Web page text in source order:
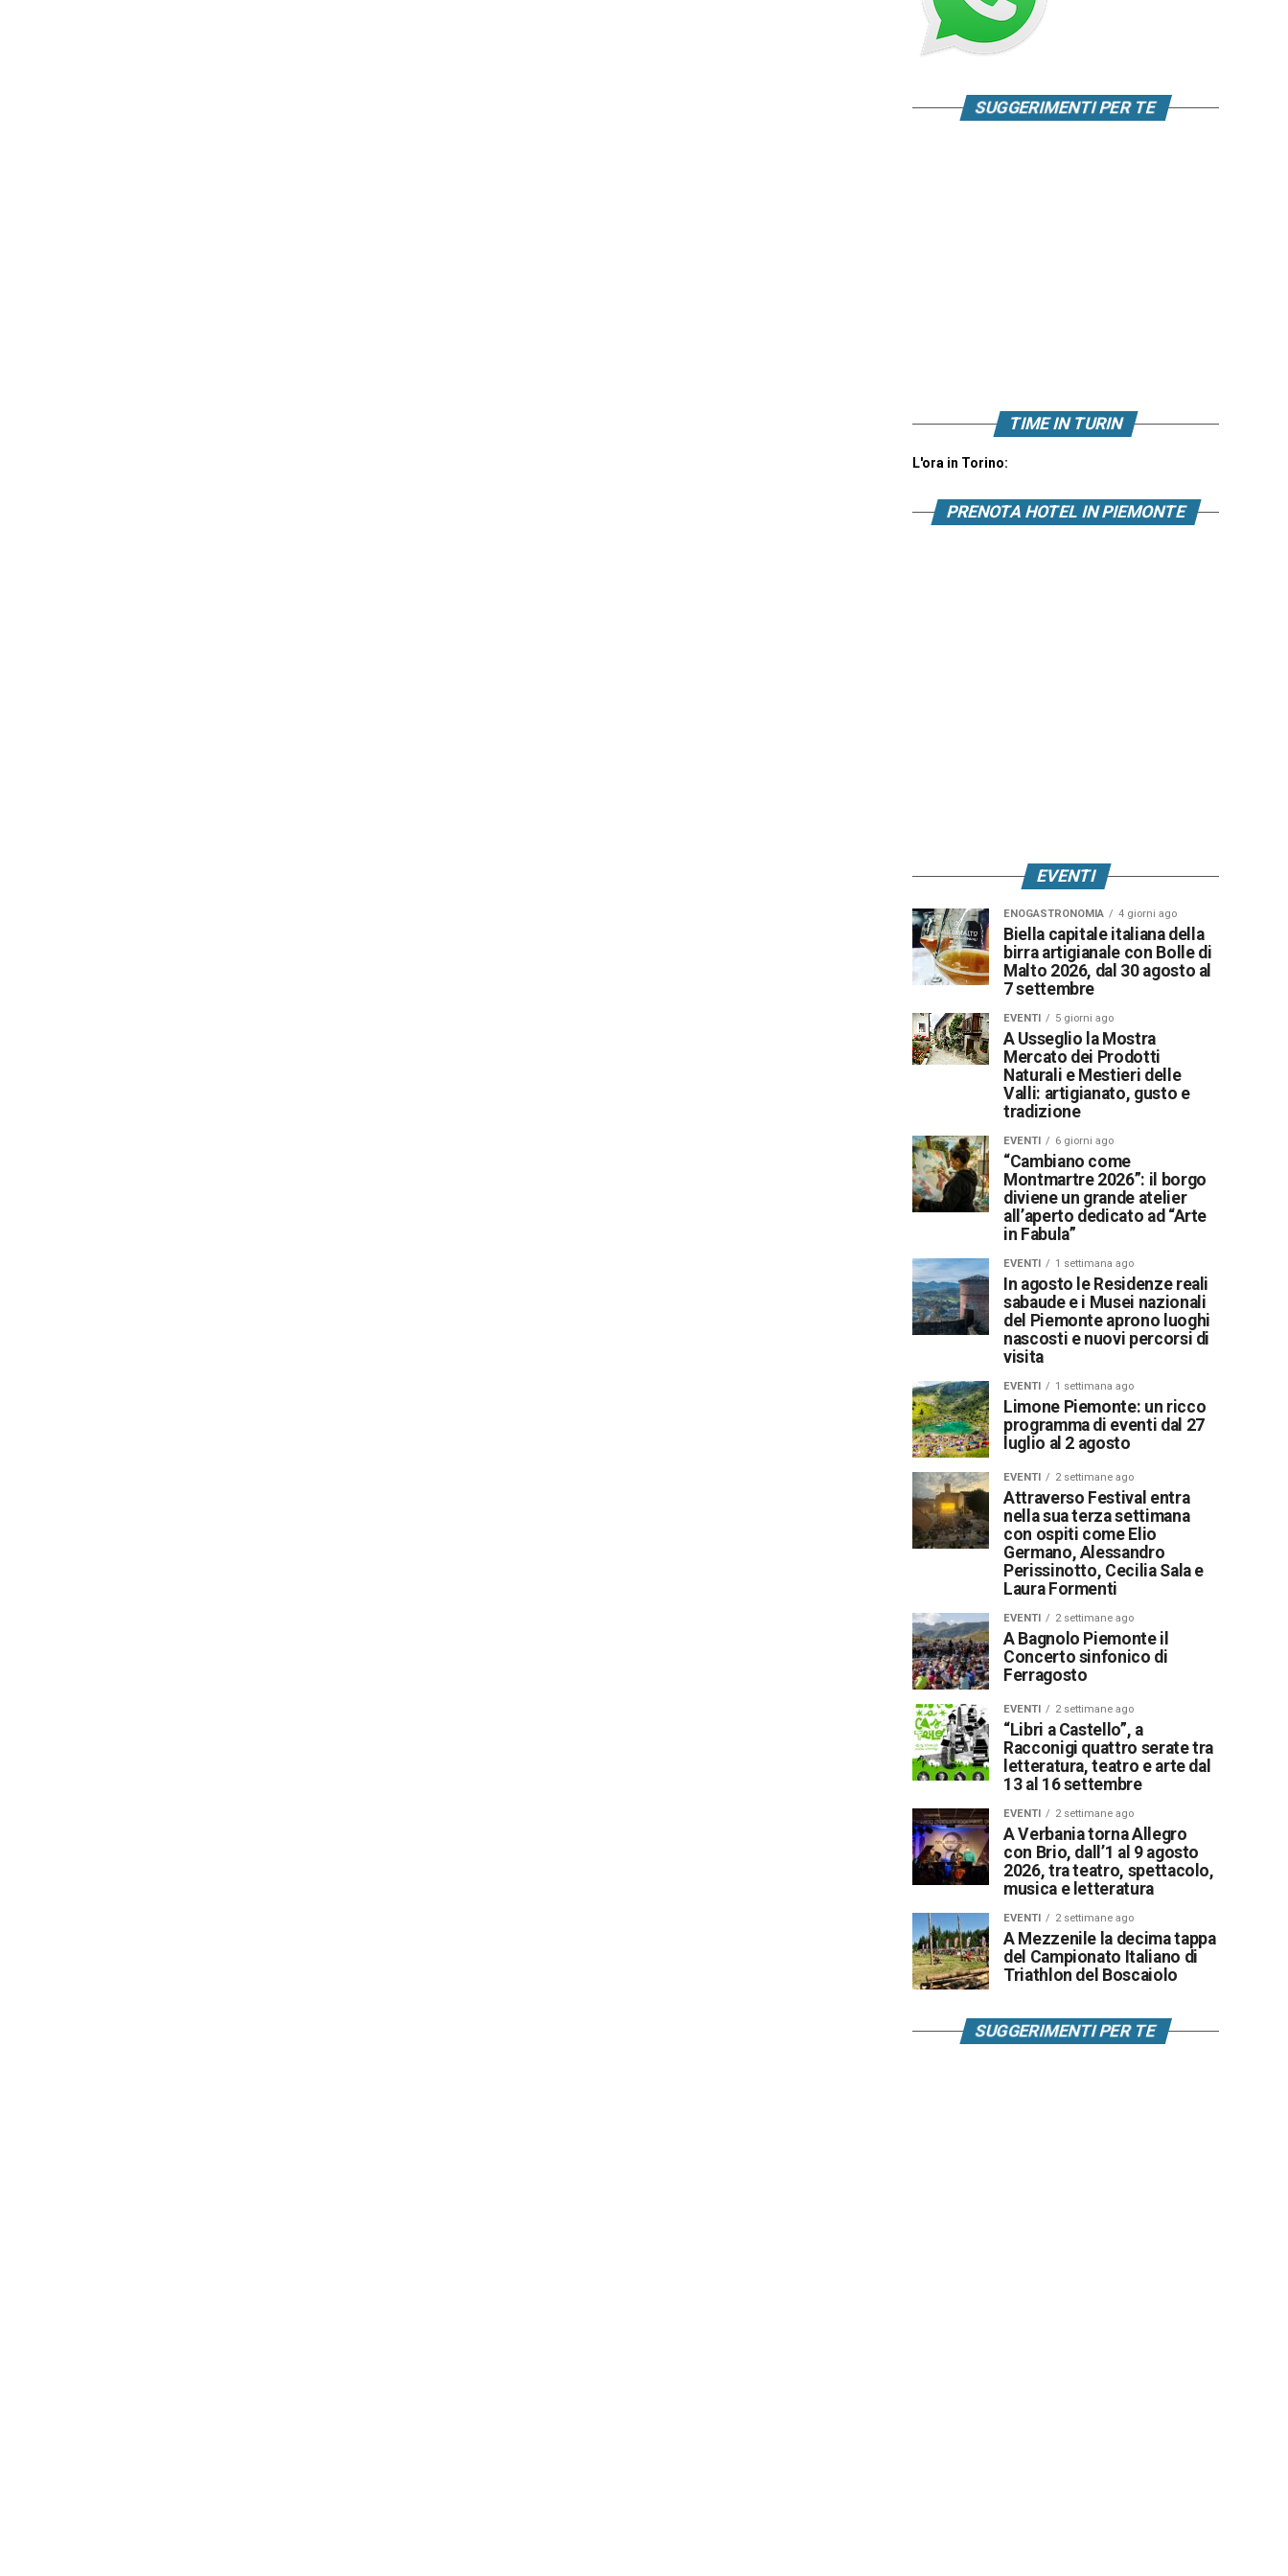
SUGGERIMENTI PER TE
TIME IN TURIN
L'ora in Torino:
PRENOTA HOTEL IN PIEMONTE
EVENTI
ENOGASTRONOMIA 4 giorni ago
Biella capitale italiana della
birra artigianale con Bolle di
Malto 2026, dal 30 agosto al
7 settembre
EVENTI 5 giorni ago
A Usseglio la Mostra
Mercato dei Prodotti
Naturali e Mestieri delle
Valli: artigianato, gusto e
tradizione
EVENTI 6 giorni ago
“Cambiano come
Montmartre 2026”: il borgo
diviene un grande atelier
all’aperto dedicato ad “Arte
in Fabula”
EVENTI 1 settimana ago
In agosto le Residenze reali
sabaude e i Musei nazionali
del Piemonte aprono luoghi
nascosti e nuovi percorsi di
visita
EVENTI 1 settimana ago
Limone Piemonte: un ricco
programma di eventi dal 27
luglio al 2 agosto
EVENTI 2 settimane ago
Attraverso Festival entra
nella sua terza settimana
con ospiti come Elio
Germano, Alessandro
Perissinotto, Cecilia Sala e
Laura Formenti
EVENTI 2 settimane ago
A Bagnolo Piemonte il
Concerto sinfonico di
Ferragosto
EVENTI 2 settimane ago
“Libri a Castello”, a
Racconigi quattro serate tra
letteratura, teatro e arte dal
13 al 16 settembre
EVENTI 2 settimane ago
A Verbania torna Allegro
con Brio, dall’1 al 9 agosto
2026, tra teatro, spettacolo,
musica e letteratura
EVENTI 2 settimane ago
A Mezzenile la decima tappa
del Campionato Italiano di
Triathlon del Boscaiolo
SUGGERIMENTI PER TE